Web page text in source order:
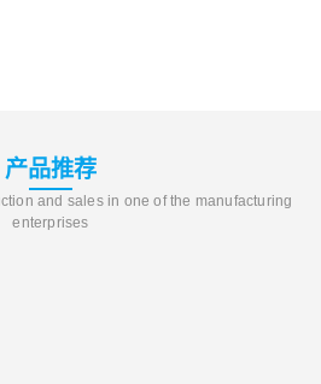
产品推荐
and sales in one of the manufacturing
enterprises